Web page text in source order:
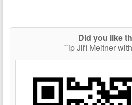
Did you like
Tip Jiří Meitner